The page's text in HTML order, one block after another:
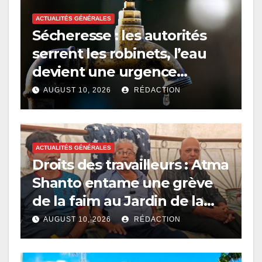
ACTUALITÉS GÉNÉRALES
Sécheresse : les autorités
serrent les robinets, l’eau
devient une urgence
nationale
AUGUST 10, 2026 RÉDACTION
ACTUALITÉS GÉNÉRALES
Droits des travailleurs : Atma
Shanto entame une grève
de la faim au Jardin de la
Compagnie
AUGUST 10, 2026 RÉDACTION